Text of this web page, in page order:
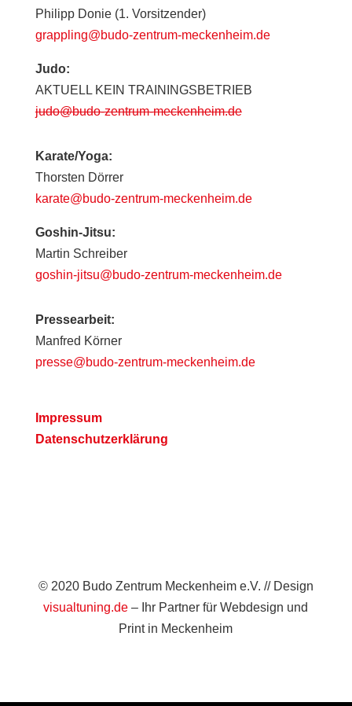
Philipp Donie (1. Vorsitzender)
grappling@budo-zentrum-meckenheim.de
Judo:
AKTUELL KEIN TRAININGSBETRIEB
judo@budo-zentrum-meckenheim.de
Karate/Yoga:
Thorsten Dörrer
karate@budo-zentrum-meckenheim.de
Goshin-Jitsu:
Martin Schreiber
goshin-jitsu@budo-zentrum-meckenheim.de
Pressearbeit:
Manfred Körner
presse@budo-zentrum-meckenheim.de
Impressum
Datenschutzerklärung
© 2020 Budo Zentrum Meckenheim e.V. // Design
visualtuning.de – Ihr Partner für Webdesign und
Print in Meckenheim